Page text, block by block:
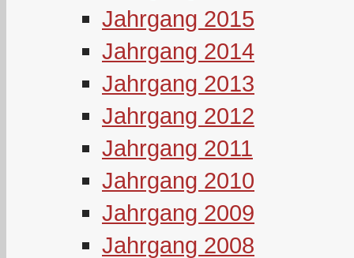
Jahrgang 2015
Jahrgang 2014
Jahrgang 2013
Jahrgang 2012
Jahrgang 2011
Jahrgang 2010
Jahrgang 2009
Jahrgang 2008